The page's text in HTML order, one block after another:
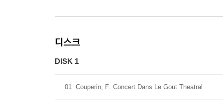
디스크
DISK 1
01 Couperin, F: Concert Dans Le Gout Theatral